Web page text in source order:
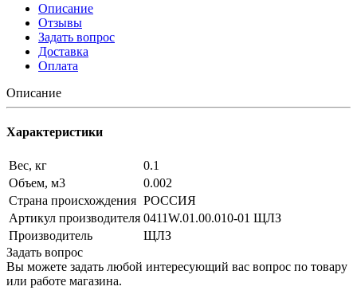
Описание
Отзывы
Задать вопрос
Доставка
Оплата
Описание
Характеристики
Вес, кг
0.1
Объем, м3
0.002
Страна происхождения РОССИЯ
Артикул производителя 0411W.01.00.010-01 ЩЛЗ
Производитель
ЩЛЗ
Задать вопрос
Вы можете задать любой интересующий вас вопрос по товару
или работе магазина.